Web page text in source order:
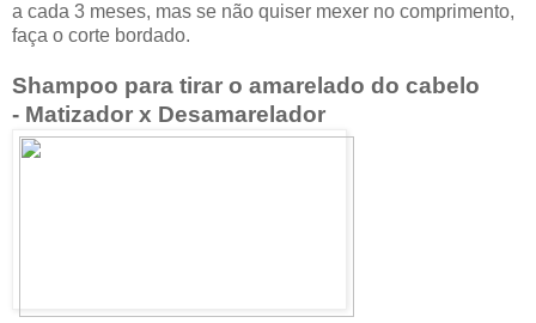
a cada 3 meses, mas se não quiser mexer no comprimento,
faça o corte bordado.
Shampoo para tirar o amarelado do cabelo
- Matizador x Desamarelador